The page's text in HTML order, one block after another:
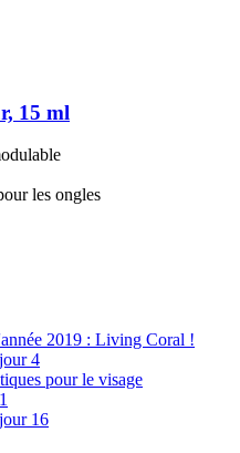
15 ml
les ongles
2019 : Living Coral !
4
pour le visage
16